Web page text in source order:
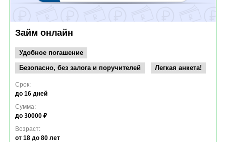
Займ онлайн
Удобное погашение
Безопасно, без залога и поручителей
Легкая анкета!
Срок:
до 16 дней
Сумма:
до 30000 ₽
Возраст:
от 18 до 80 лет